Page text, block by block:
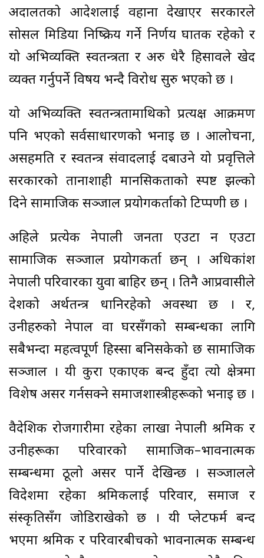
अदालतको आदेशलाई वहाना देखाएर सरकारले
सोसल मिडिया निष्क्रिय गर्ने निर्णय घातक रहेको र
यो अभिव्यक्ति स्वतन्त्रता र अरु धेरै हिसावले खेद
व्यक्त गर्नुपर्ने विषय भन्दै विरोध सुरु भएको छ ।
यो अभिव्यक्ति स्वतन्त्रतामाथिको प्रत्यक्ष आक्रमण
पनि भएको सर्वसाधारणको भनाइ छ । आलोचना,
असहमति र स्वतन्त्र संवादलाई दबाउने यो प्रवृत्तिले
सरकारको तानाशाही मानसिकताको स्पष्ट झल्को
दिने सामाजिक सञ्जाल प्रयोगकर्ताको टिप्पणी छ ।
अहिले प्रत्येक नेपाली जनता एउटा न एउटा
सामाजिक सञ्जाल प्रयोगकर्ता छन् । अधिकांश
नेपाली परिवारका युवा बाहिर छन् । तिनै आप्रवासीले
देशको अर्थतन्त्र धानिरहेको अवस्था छ । र,
उनीहरुको नेपाल वा घरसँगको सम्बन्धका लागि
सबैभन्दा महत्वपूर्ण हिस्सा बनिसकेको छ सामाजिक
सञ्जाल । यी कुरा एकाएक बन्द हुँदा त्यो क्षेत्रमा
विशेष असर गर्नसक्ने समाजशास्त्रीहरूको भनाइ छ ।
वैदेशिक रोजगारीमा रहेका लाखौं नेपाली श्रमिक र
उनीहरूका परिवारको सामाजिक–भावनात्मक
सम्बन्धमा ठूलो असर पार्ने देखिन्छ । सञ्जालले
विदेशमा रहेका श्रमिकलाई परिवार, समाज र
संस्कृतिसँग जोडिराखेको छ । यी प्लेटफर्म बन्द
भएमा श्रमिक र परिवारबीचको भावनात्मक सम्बन्ध